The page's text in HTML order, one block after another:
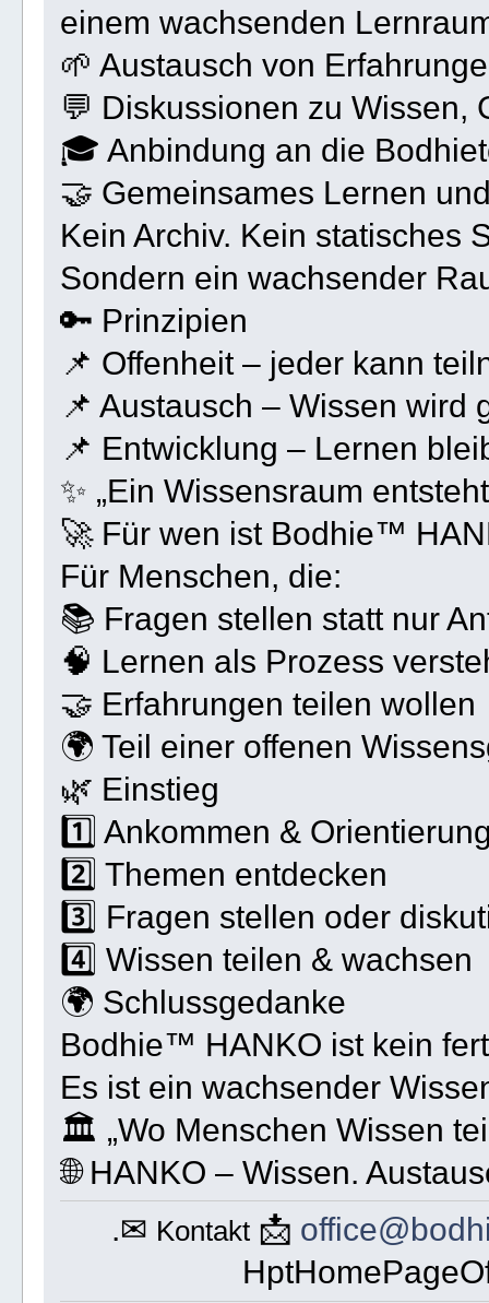
einem wachsenden
🌱 Austausch von
💬 Diskussionen zu Wissen,
🎓 Anbindung an die
🤝 Gemeinsames Lernen
Kein Archiv. Kein statisches
Sondern ein wachsender
🔑 Prinzipien
📌 Offenheit – jeder kann
📌 Austausch – Wissen wird
📌 Entwicklung – Lernen
✨ „Ein Wissensraum
🚀 Für wen ist Bodhie™
Für Menschen, die:
📚 Fragen stellen statt nur
🧠 Lernen als Prozess
🤝 Erfahrungen teilen wollen
🌍 Teil einer offenen
🌿 Einstieg
1️⃣ Ankommen &
2️⃣ Themen entdecken
3️⃣ Fragen stellen oder
4️⃣ Wissen teilen & wachsen
🌍 Schlussgedanke
Bodhie™ HANKO ist kein
Es ist ein wachsender
🏛 „Wo Menschen Wissen
🌐 HANKO – Wissen.
.✉ Kontakt 📩